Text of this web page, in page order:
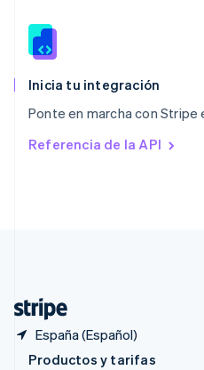
Inicia tu integración
Ponte en marcha con Stripe
Referencia de la API
España (Español)
RAE de Hong Kong, China
English
Reino Unido
English
República Checa
English
English
Productos y tarifas